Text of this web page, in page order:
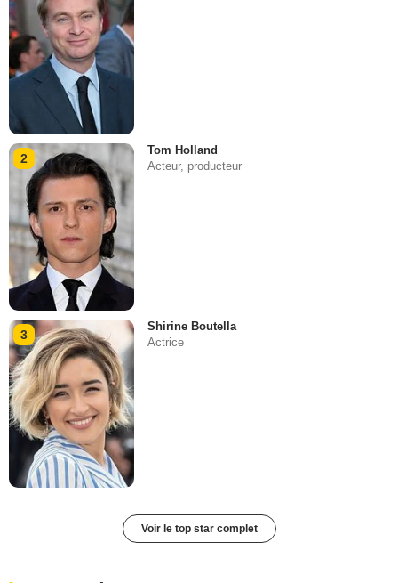
2
Tom Holland
Acteur, producteur
3
Shirine Boutella
Actrice
Voir le top star complet